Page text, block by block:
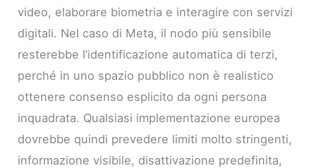
video, elaborare biometria e interagire con servizi
digitali. Nel caso di Meta, il nodo più sensibile
resterebbe l’identificazione automatica di terzi,
perché in uno spazio pubblico non è realistico
ottenere consenso esplicito da ogni persona
inquadrata. Qualsiasi implementazione europea
dovrebbe quindi prevedere limiti molto stringenti,
informazione visibile, disattivazione predefinita,